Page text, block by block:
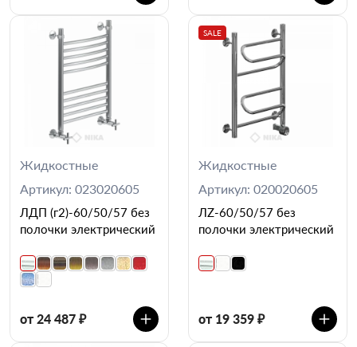
Жидкостные
Артикул: 023020605
ЛДП (г2)-60/50/57 без
полочки электрический
от 24 487 ₽
SALE
Жидкостные
Артикул: 020020605
ЛZ-60/50/57 без
полочки электрический
от 19 359 ₽